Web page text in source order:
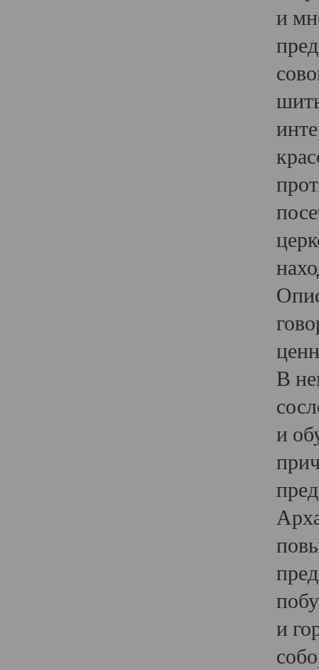
и
В
и
и